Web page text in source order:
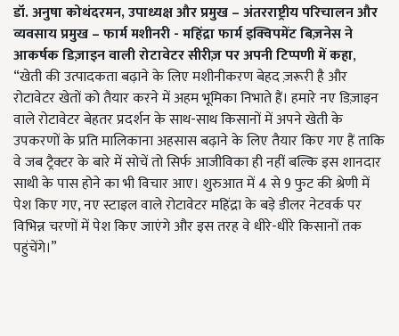
डॉ. अनुषा कोथंदरमन,उपाध्यक्ष और प्रमुख – अंतरराष्ट्रीय परिचालन और
व्यवसाय प्रमुख – फार्म मशीनरी - महिंद्रा फार्म इक्विपमेंट बिज़नेसने
आकर्षक डिज़ाइन वाली रोटावेटर सीरीज़ पर अपनी टिप्पणी में कहा,
“खेती की उत्पादकता बढ़ाने के लिए मशीनीकरण बेहद ज़रूरी है और
रोटावेटर खेतों को तैयार करने में अहम भूमिका निभाते हैं। हमारे नए डिज़ाइन
वाले रोटावेटर बेहतर प्रदर्शन के साथ-साथ किसानों में अपने खेती के
उपकरणों के प्रति मालिकाना अहसास बढ़ाने के लिए तैयार किए गए हैं ताकि
वे जब ट्रैक्टर के बारे में सोचें तो सिर्फ आजीविका ही नहीं बल्कि इस शानदार
साथी के पास होने का भी विचार आए। शुरुआत में 4 से 9 फुट की श्रेणी में
पेश किए गए, नए स्टाइल वाले रोटावेटर महिंद्रा के बड़े डीलर नेटवर्क पर
विभिन्न चरणों में पेश किए जाएंगे और इस तरह वे धीरे-धीरे किसानों तक
पहुंचेंगे।”